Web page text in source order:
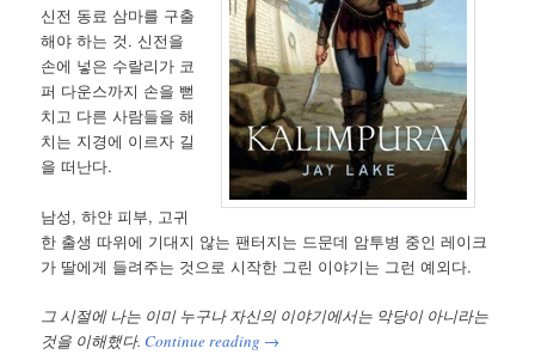
신전 동료 삼마를 구출
해야 하는 것. 신전을
손에 넣은 수랄리가 코
퍼 다운스까지 손을 뻗
치고 다른 사람들을 해
치는 지경에 이르자 길
을 떠난다.
남성, 하얀 피부, 고귀
한 출생 따위에 기대지 않는 팬터지는 드문데 암투병 중인 레이크
가 딸에게 들려주는 것으로 시작한 그린 이야기는 그런 예외다.
그 시절에 나는 이미 누구나 자신의 이야기에서는 악당이 아니라는
것을 이해했다. Continue reading →